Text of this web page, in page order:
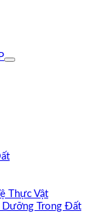
Thực Vật
Dưỡng Trong Đất